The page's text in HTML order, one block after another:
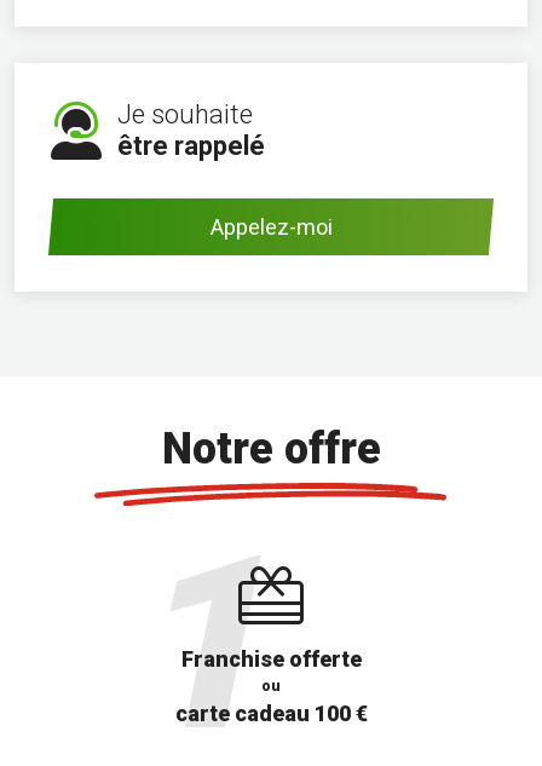
Je souhaite
être rappelé
Appelez-moi
Notre offre
Franchise offerte
ou
carte cadeau 100 €